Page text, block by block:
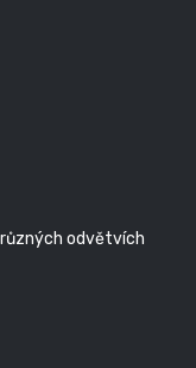
odvětvích